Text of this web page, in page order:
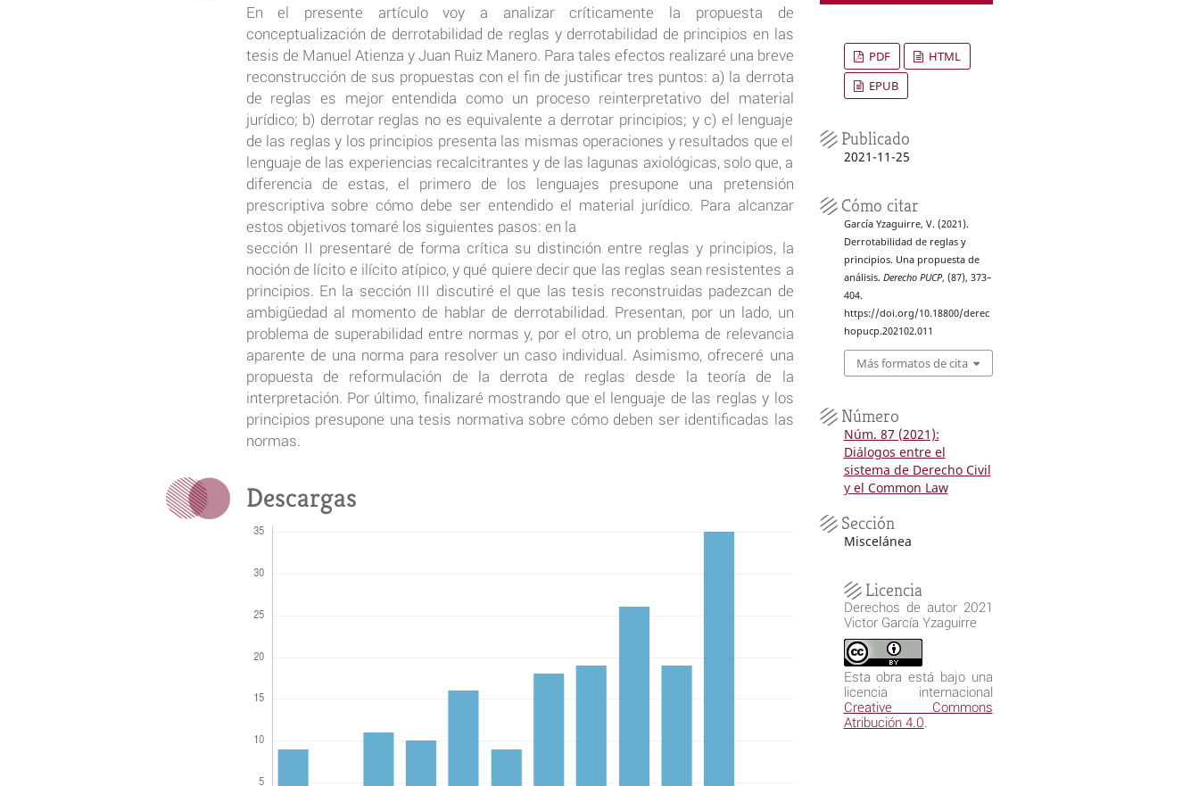
En el presente artículo voy a analizar críticamente la propuesta de
conceptualización de derrotabilidad de reglas y derrotabilidad de principios en las
tesis de Manuel Atienza y Juan Ruiz Manero. Para tales efectos realizaré una breve
reconstrucción de sus propuestas con el fin de justificar tres puntos: a) la derrota
de reglas es mejor entendida como un proceso reinterpretativo del material
jurídico; b) derrotar reglas no es equivalente a derrotar principios; y c) el lenguaje
de las reglas y los principios presenta las mismas operaciones y resultados que el
lenguaje de las experiencias recalcitrantes y de las lagunas axiológicas, solo que, a
diferencia de estas, el primero de los lenguajes presupone una pretensión
prescriptiva sobre cómo debe ser entendido el material jurídico. Para alcanzar
estos objetivos tomaré los siguientes pasos: en la
sección II presentaré de forma crítica su distinción entre reglas y principios, la
noción de lícito e ilícito atípico, y qué quiere decir que las reglas sean resistentes a
principios. En la sección III discutiré el que las tesis reconstruidas padezcan de
ambigüedad al momento de hablar de derrotabilidad. Presentan, por un lado, un
problema de superabilidad entre normas y, por el otro, un problema de relevancia
aparente de una norma para resolver un caso individual. Asimismo, ofreceré una
propuesta de reformulación de la derrota de reglas desde la teoría de la
interpretación. Por último, finalizaré mostrando que el lenguaje de las reglas y los
principios presupone una tesis normativa sobre cómo deben ser identificadas las
normas.
Descargas
PDF
HTML
EPUB
Publicado
2021-11-25
Cómo citar
García Yzaguirre, V. (2021).
Derrotabilidad de reglas y
principios. Una propuesta de
análisis. Derecho PUCP, (87), 373–
404.
https://doi.org/10.18800/derec
hopucp.202102.011
Más formatos de cita
Número
Núm. 87 (2021):
Diálogos entre el
sistema de Derecho Civil
y el Common Law
Sección
Miscelánea
Licencia
Derechos de autor 2021
Victor García Yzaguirre
Esta obra está bajo una
licencia internacional
Creative Commons
Atribución 4.0